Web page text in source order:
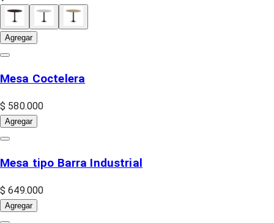
Agregar
Mesa Coctelera
$ 580.000
Agregar
Mesa tipo Barra Industrial
$ 649.000
Agregar